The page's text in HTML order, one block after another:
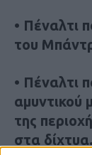
• Πέναλτι
του
• Πέναλτι
αμυντικού
της
στα δίχτυα.